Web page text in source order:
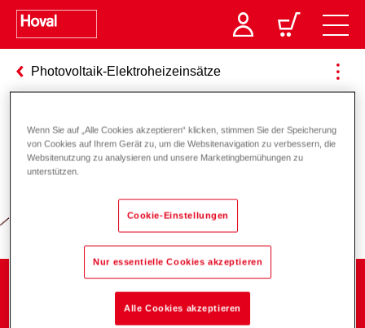
Photovoltaik-Elektroheizeinsätze
Verantwortung für Energie und
Wenn Sie auf „Alle Cookies akzeptieren“ klicken, stimmen Sie der Speicherung
von Cookies auf Ihrem Gerät zu, um die Websitenavigation zu verbessern, die
Websitenutzung zu analysieren und unsere Marketingbemühungen zu
unterstützen.
Cookie-Einstellungen
Nur essentielle Cookies akzeptieren
Alle Cookies akzeptieren